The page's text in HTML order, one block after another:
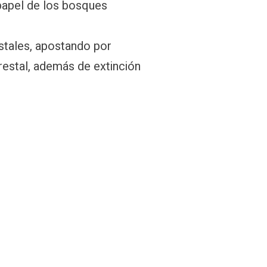
de los bosques
apostando por
además de extinción